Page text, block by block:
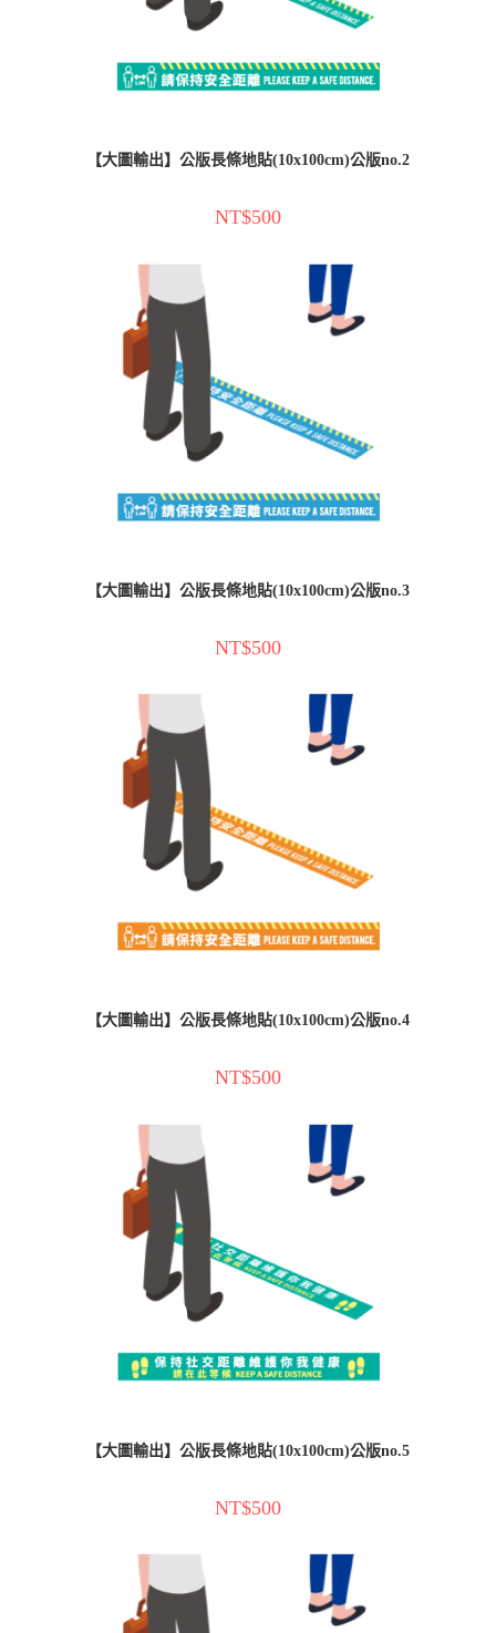
【大圖輸出】公版長條地貼(10x100cm)公版no.2
NT$500
【大圖輸出】公版長條地貼(10x100cm)公版no.3
NT$500
【大圖輸出】公版長條地貼(10x100cm)公版no.4
NT$500
【大圖輸出】公版長條地貼(10x100cm)公版no.5
NT$500